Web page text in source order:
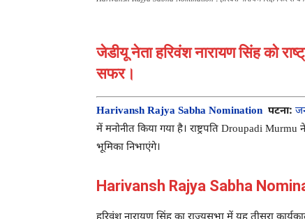
जेडीयू नेता हरिवंश नारायण सिंह को
सफर।
Harivansh Rajya Sabha Nomination पटना:
में मनोनीत किया गया है। राष्ट्रपति Droupadi Murmu
भूमिका निभाएंगे।
Harivansh Rajya Sabha